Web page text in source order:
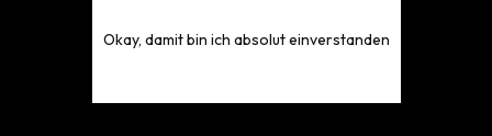
Okay, damit bin ich absolut einverstanden